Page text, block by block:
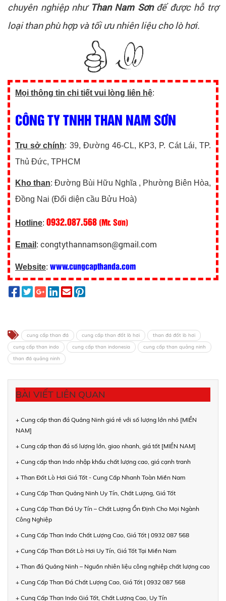
chuyên nghiệp như Than Nam Sơn để được hỗ trợ
loại than phù hợp và tối ưu nhiên liệu cho lò hơi.
Mọi thông tin chi tiết vui lòng liên hệ:
CÔNG TY TNHH THAN NAM SƠN
Trụ sở chính: 39, Đường 46-CL, KP3, P. Cát Lái, TP.
Thủ Đức, TPHCM
Kho than: Đường Bùi Hữu Nghĩa , Phường Biên Hòa,
Đồng Nai (Đối diện cầu Bửu Hoà)
Hotline: 0932.087.568 (Mr. Sơn)
Email : congtythannamson@gmail.com
Website: www.cungcapthanda.com
cung cấp than đá cung cấp than đốt lò hơi
than đá đốt lò hơi
cung cấp than indo
cung cấp than indonesia
cung cấp than quảng ninh
than đá quảng ninh
BÀI VIẾT LIÊN QUAN
+ Cung cấp than đá Quảng Ninh giá rẻ với số lượng lớn nhỏ [MIỀN
NAM]
+ Cung cấp than đá số lượng lớn, giao nhanh, giá tốt [MIỀN NAM]
+ Cung cấp than Indo nhập khẩu chất lượng cao, giá cạnh tranh
+ Than Đốt Lò Hơi Giá Tốt - Cung Cấp Nhanh Toàn Miền Nam
+ Cung Cấp Than Quảng Ninh Uy Tín, Chất Lượng, Giá Tốt
+ Cung Cấp Than Đá Uy Tín – Chất Lượng Ổn Định Cho Mọi Ngành
Công Nghiệp
+ Cung Cấp Than Indo Chất Lượng Cao, Giá Tốt | 0932 087 568
+ Cung Cấp Than Đốt Lò Hơi Uy Tín, Giá Tốt Tại Miền Nam
+ Than đá Quảng Ninh – Nguồn nhiên liệu công nghiệp chất lượng cao
+ Cung Cấp Than Đá Chất Lượng Cao, Giá Tốt | 0932 087 568
+ Cung Cấp Than Indo Giá Tốt, Chất Lượng Cao, Uy Tín